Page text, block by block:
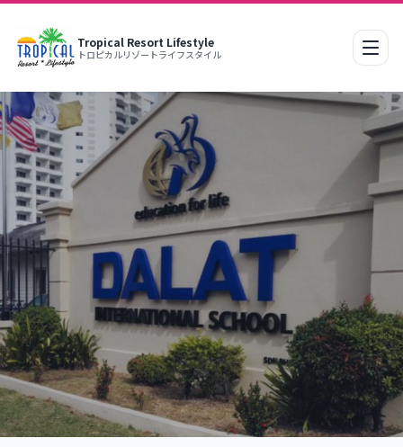
Tropical Resort Lifestyle
トロピカルリゾートライフスタイル 移动